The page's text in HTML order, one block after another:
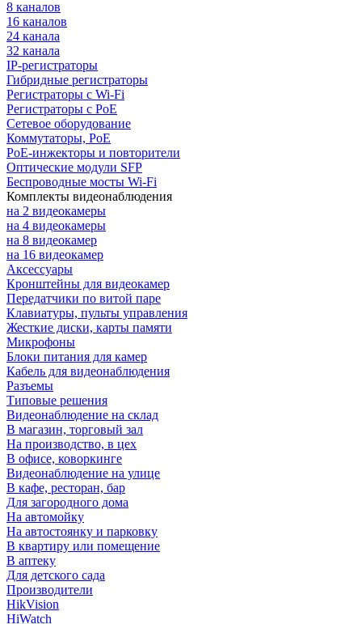
8 каналов
16 каналов
24 канала
32 канала
IP-регистраторы
Гибридные регистраторы
Регистраторы с Wi-Fi
Регистраторы с PoE
Сетевое оборудование
Коммутаторы, PoE
PoE-инжекторы и повторители
Оптические модули SFP
Беспроводные мосты Wi-Fi
Комплекты видеонаблюдения
на 2 видеокамеры
на 4 видеокамеры
на 8 видеокамер
на 16 видеокамер
Аксессуары
Кронштейны для видеокамер
Передатчики по витой паре
Клавиатуры, пульты управления
Жесткие диски, карты памяти
Микрофоны
Блоки питания для камер
Кабель для видеонаблюдения
Разъемы
Типовые решения
Видеонаблюдение на склад
В магазин, торговый зал
На производство, в цех
В офисе, коворкинге
Видеонаблюдение на улице
В кафе, ресторан, бар
Для загородного дома
На автомойку
На автостоянку и парковку
В квартиру или помещение
В аптеку
Для детского сада
Производители
HikVision
HiWatch